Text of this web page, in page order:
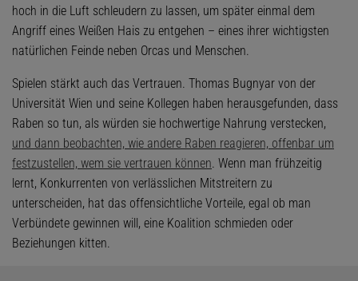
hoch in die Luft schleudern zu lassen, um später einmal dem
Angriff eines Weißen Hais zu entgehen – eines ihrer wichtigsten
natürlichen Feinde neben Orcas und Menschen.
Spielen stärkt auch das Vertrauen. Thomas Bugnyar von der
Universität Wien und seine Kollegen haben herausgefunden, dass
Raben so tun, als würden sie hochwertige Nahrung verstecken,
und dann beobachten, wie andere Raben reagieren, offenbar um
festzustellen, wem sie vertrauen können. Wenn man frühzeitig
lernt, Konkurrenten von verlässlichen Mitstreitern zu
unterscheiden, hat das offensichtliche Vorteile, egal ob man
Verbündete gewinnen will, eine Koalition schmieden oder
Beziehungen kitten.